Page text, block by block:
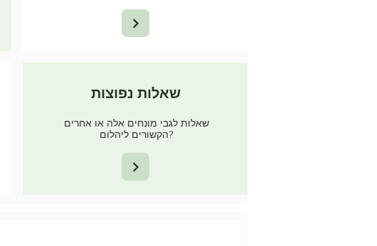
שאלות נפוצות
שאלות לגבי מונחים אלה או אחרים
הקשורים ליהלום?